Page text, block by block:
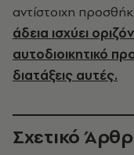
αντίστοιχη
άδεια ισχύει
αυτοδιοικητικό
διατάξεις αυτές.
Σχετικό